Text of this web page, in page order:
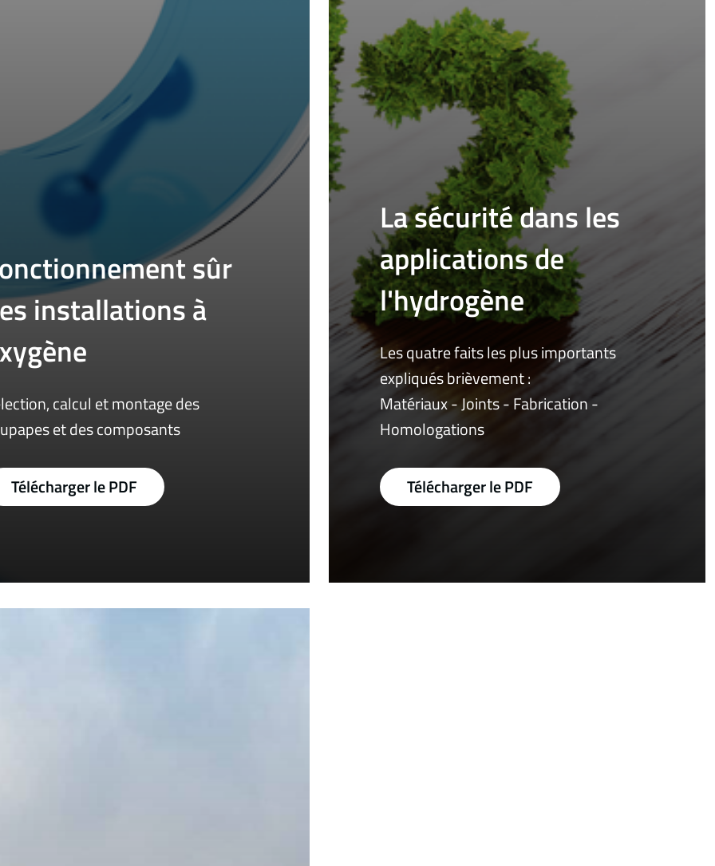
sûr
installations à
calcul et montage des
et des composants
Télécharger le PDF
La sécurité dans les
applications de
l'hydrogène
Les quatre faits les plus importants
expliqués brièvement :
Matériaux - Joints - Fabrication -
Homologations
Télécharger le PDF